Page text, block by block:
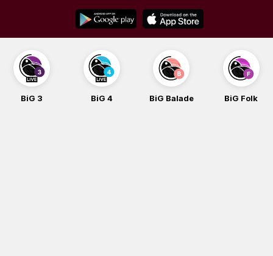
content
BiG 3 BiG 4 BiG Balade BiG Folk